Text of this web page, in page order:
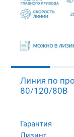
Линия по
80/120/80B
Гарантия